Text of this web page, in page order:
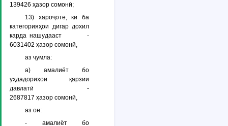
139426 ҳазор сомонӣ;
13) хароҷоте, ки ба
категорияҳои дигар дохил
карда нашудааст -
6031402 ҳазор сомонӣ,
аз ҷумла:
а) амалиёт бо
уҳдадориҳои қарзии
давлатӣ -
2687817 ҳазор сомонӣ,
аз он:
- амалиёт бо